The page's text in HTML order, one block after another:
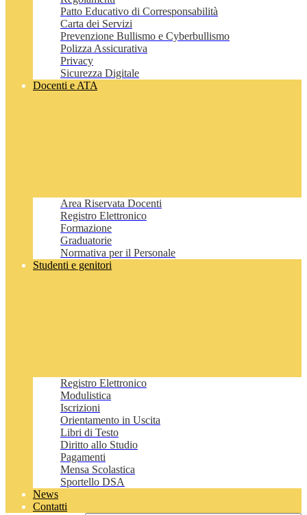
Patto Educativo di Corresponsabilità
Carta dei Servizi
Prevenzione Bullismo e Cyberbullismo
Polizza Assicurativa
Privacy
Sicurezza Digitale
Docenti e ATA
Area Riservata Docenti
Registro Elettronico
Formazione
Graduatorie
Normativa per il Personale
Studenti e genitori
Registro Elettronico
Modulistica
Iscrizioni
Orientamento in Uscita
Libri di Testo
Diritto allo Studio
Pagamenti
Mensa Scolastica
Sportello DSA
News
Contatti